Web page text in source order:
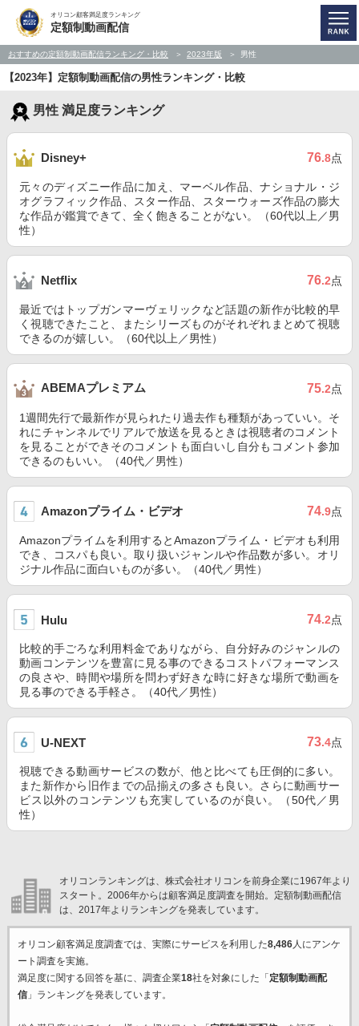
オリコン顧客満足度ランキング
定額制動画配信
おすすめの定額制動画配信ランキング・比較 2023年版 男性
【2023年】定額制動画配信の男性ランキング・比較
男性 満足度ランキング
Disney+ 76.8点
元々のディズニー作品に加え、マーベル作品、ナショナル・ジ
オグラフィック作品、スター作品、スターウォーズ作品の膨大
な作品が鑑賞できて、全く飽きることがない。（60代以上／男
性）
Netflix 76.2点
最近ではトップガンマーヴェリックなど話題の新作が比較的早
く視聴できたこと、またシリーズものがそれぞれまとめて視聴
できるのが嬉しい。（60代以上／男性）
ABEMAプレミアム 75.2点
1週間先行で最新作が見られたり過去作も種類があっていい。そ
れにチャンネルでリアルで放送を見るときは視聴者のコメント
を見ることができそのコメントも面白いし自分もコメント参加
できるのもいい。（40代／男性）
Amazonプライム・ビデオ 74.9点
Amazonプライムを利用するとAmazonプライム・ビデオも利用
でき、コスパも良い。取り扱いジャンルや作品数が多い。オリ
ジナル作品に面白いものが多い。（40代／男性）
Hulu 74.2点
比較的手ごろな利用料金でありながら、自分好みのジャンルの
動画コンテンツを豊富に見る事のできるコストパフォーマンス
の良さや、時間や場所を問わず好きな時に好きな場所で動画を
見る事のできる手軽さ。（40代／男性）
U-NEXT 73.4点
視聴できる動画サービスの数が、他と比べても圧倒的に多い。
また新作から旧作までの品揃えの多さも良い。さらに動画サー
ビス以外のコンテンツも充実しているのが良い。（50代／男
性）
オリコンランキングは、株式会社オリコンを前身企業に1967年より
スタート。2006年からは顧客満足度調査を開始。定額制動画配信
は、2017年よりランキングを発表しています。
オリコン顧客満足度調査では、実際にサービスを利用した8,486人にアンケ
ート調査を実施。
満足度に関する回答を基に、調査企業18社を対象にした「 定額制動画配
信」ランキングを発表しています。